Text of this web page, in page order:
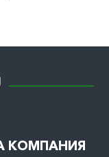
КОМПАНИЯ